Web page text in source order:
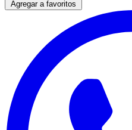
Agregar a favoritos